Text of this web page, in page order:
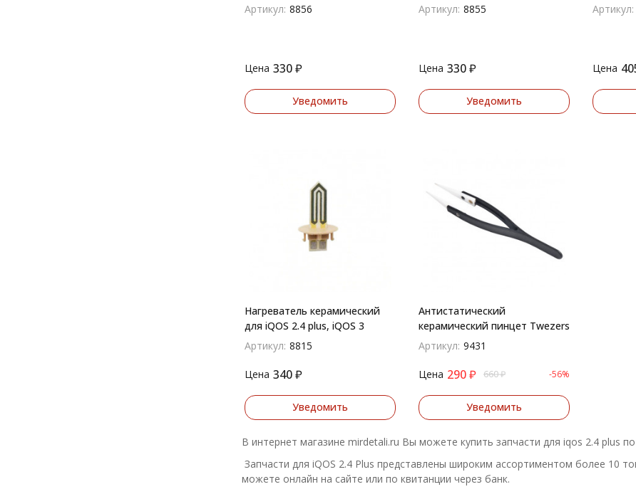
Артикул: 8856
Цена 330 ₽
Уведомить
Артикул: 8855
Цена 330 ₽
Уведомить
Артикул:
Цена
Нагреватель керамический
для iQOS 2.4 plus, iQOS 3
Артикул: 8815
Цена 340 ₽
Уведомить
Антистатический
керамический пинцет Twezers
Артикул: 9431
Цена 290 ₽ 660₽ -56%
Уведомить
В интернет магазине mirdetali.ru Вы можете купить запчасти для iqos 2.4 plus
Запчасти для iQOS 2.4 Plus представлены широким ассортиментом более 10
можете онлайн на сайте или по квитанции через банк.